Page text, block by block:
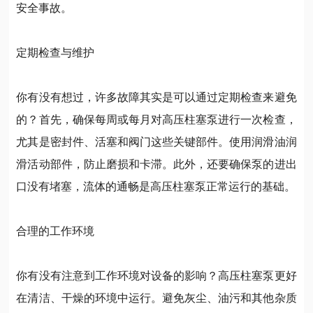
安全事故。
定期检查与维护
你有没有想过，许多故障其实是可以通过定期检查来避免
的？首先，确保每周或每月对高压柱塞泵进行一次检查，
尤其是密封件、活塞和阀门这些关键部件。使用润滑油润
滑活动部件，防止磨损和卡滞。此外，还要确保泵的进出
口没有堵塞，流体的通畅是高压柱塞泵正常运行的基础。
合理的工作环境
你有没有注意到工作环境对设备的影响？高压柱塞泵更好
在清洁、干燥的环境中运行。避免灰尘、油污和其他杂质